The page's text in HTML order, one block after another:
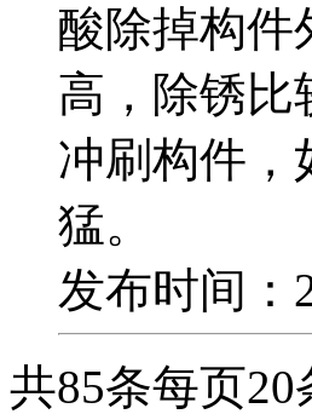
酸除掉构件
高，除锈比
冲刷构件，
猛。
发布时间：
共85条每页20